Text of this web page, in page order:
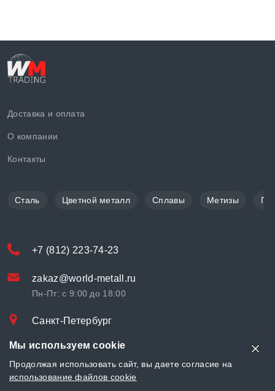
Доставка и оплата
О компании
Контакты
Сталь Цветной металл Сплавы Метизы
+7 (812) 223-74-23
zakaz@world-metall.ru
Пн-Пт: с 9:00 до 18:00
Санкт-Петербург
© «World Metall» 2025, Разработка и комплексное продвижение
"LCAgency"
Мы используем cookie
Продолжая использовать сайт, вы даете согласие на
использование файлов cookie